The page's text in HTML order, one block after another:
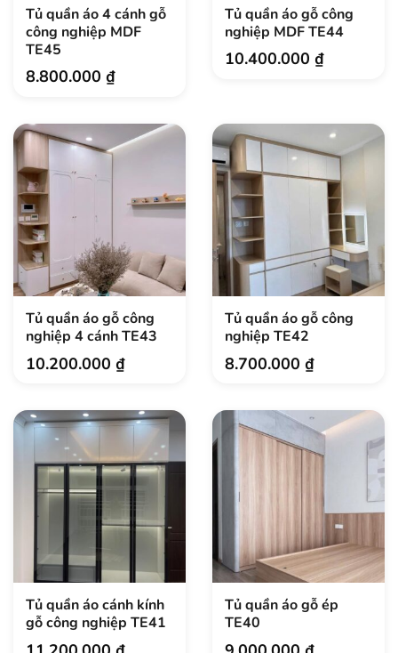
Tủ quần áo 4 cánh gỗ
công nghiệp MDF
TE45
8.800.000 ₫
Tủ quần áo gỗ công
nghiệp MDF TE44
10.400.000 ₫
Tủ quần áo gỗ công
nghiệp 4 cánh TE43
10.200.000 ₫
Tủ quần áo gỗ công
nghiệp TE42
8.700.000 ₫
Tủ quần áo cánh kính
gỗ công nghiệp TE41
Tủ quần áo gỗ ép
TE40